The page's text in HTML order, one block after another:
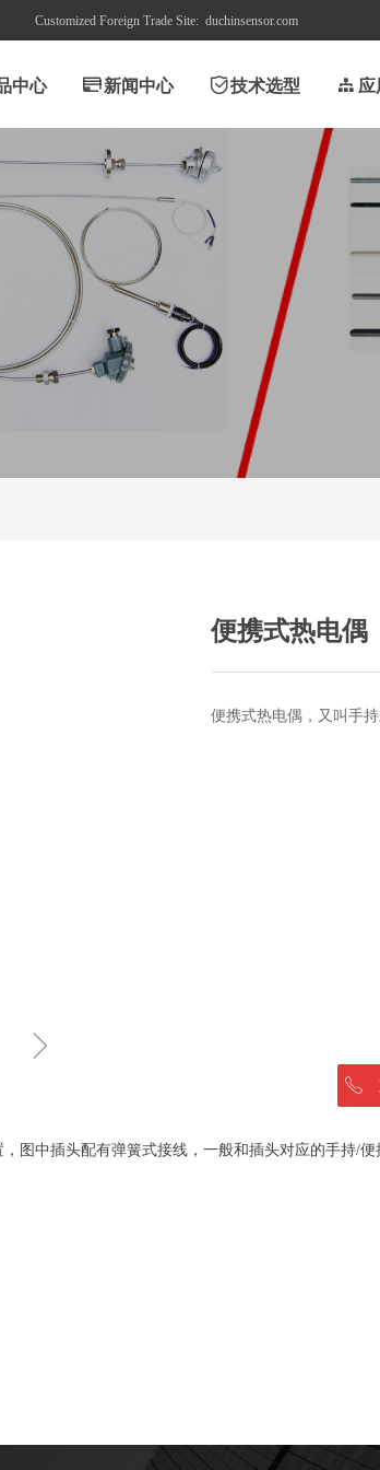
中心 ꀔ 新闻中心 ꀳ技术选型 뀒 应
Customized Foreign Trade Site: duchinsensor.com
ꁇ
便携式热电偶
便携式热电偶，又叫手
图中插头配有弹簧式接线，一般和插头对应的手持/
ꂅ